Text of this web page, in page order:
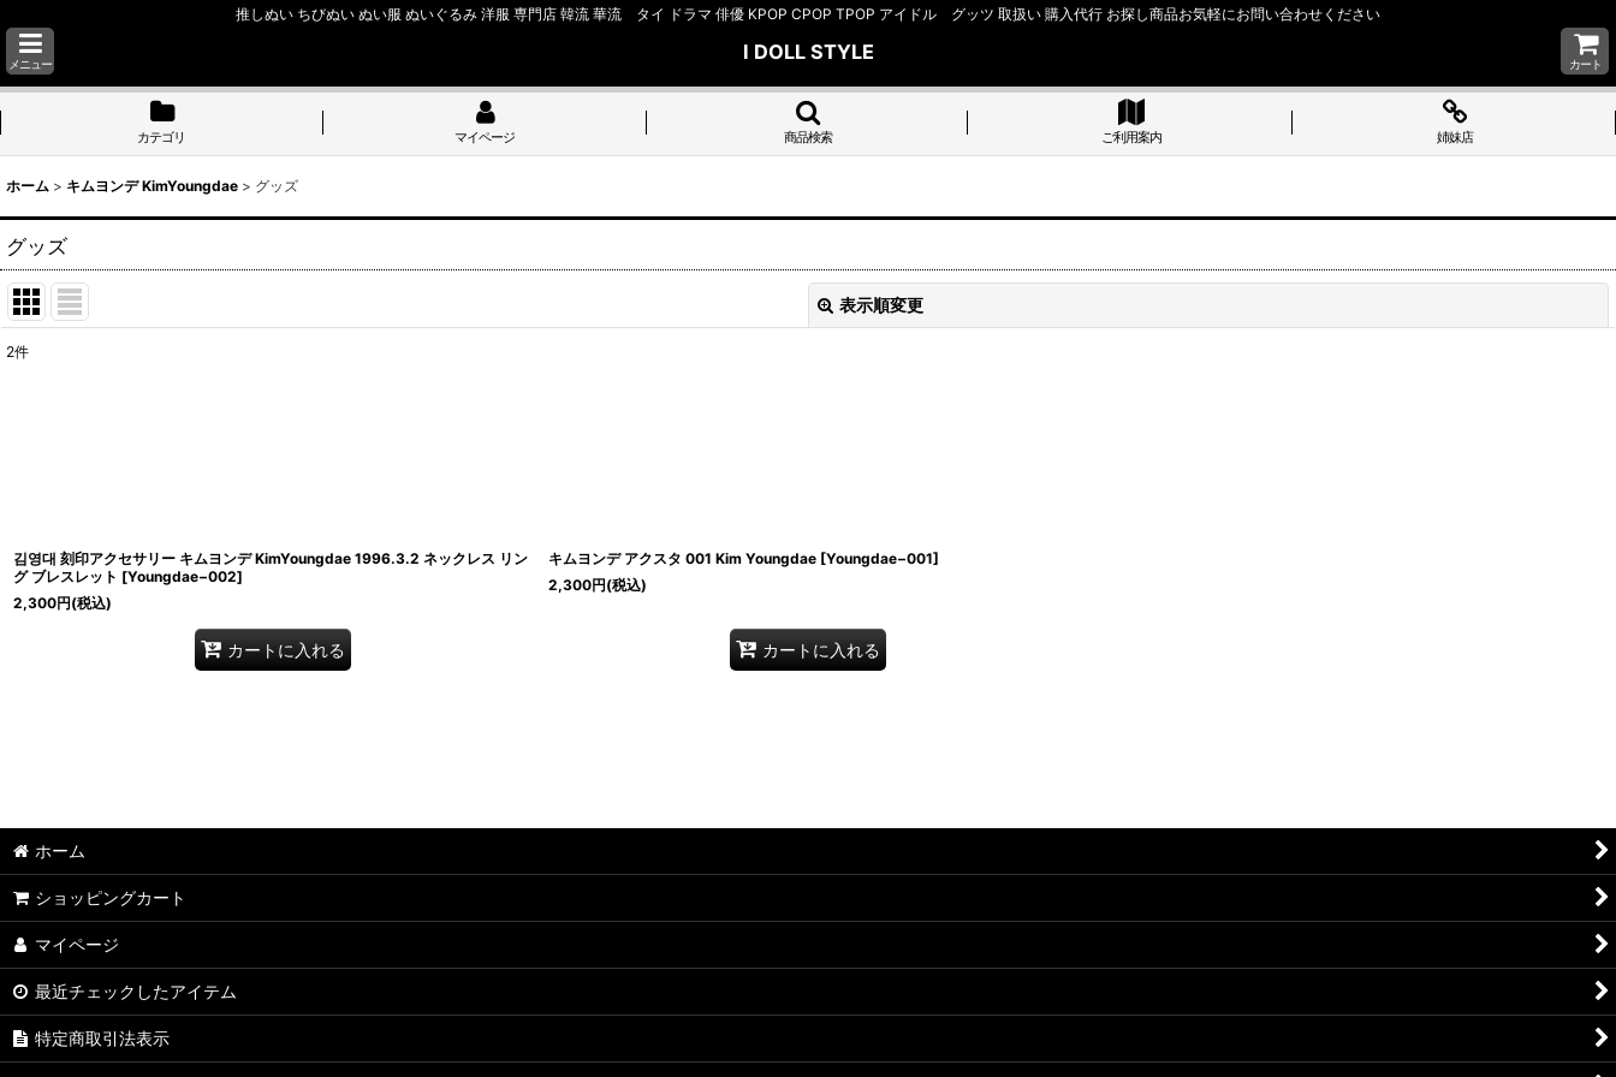
推しぬい ちびぬい ぬい服 ぬいぐるみ 洋服 専門店 韓流 華流 タイ ドラマ 俳優 KPOP CPOP TPOP アイドル グッツ 取扱い 購入代行 お探し商品お気軽にお問い合わせください
メニュー
I DOLL STYLE
カート
カテゴリ マイページ 商品検索 ご利用案内 姉妹店
ホーム > キムヨンデ KimYoungdae > グッズ
グッズ
表示順変更
2件
김영대 刻印アクセサリー キムヨンデ KimYoungdae 1996.3.2 ネックレス リン
グ ブレスレット [Youngdae−002]
2,300円(税込)
カートに入れる
キムヨンデ アクスタ 001 Kim Youngdae [Youngdae−001]
2,300円(税込)
カートに入れる
ホーム
ショッピングカート
マイページ
最近チェックしたアイテム
特定商取引法表示